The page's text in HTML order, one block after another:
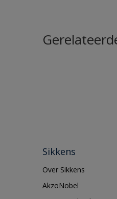
Sikkens
Over Sikkens
AkzoNobel